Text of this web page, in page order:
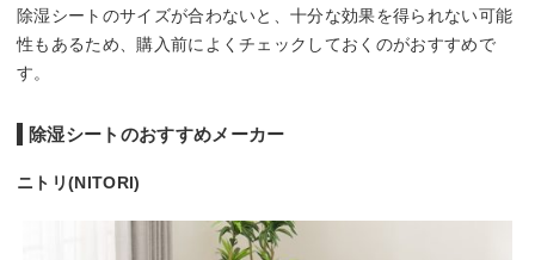
除湿シートのサイズが合わないと、十分な効果を得られない可能
性もあるため、購入前によくチェックしておくのがおすすめで
す。
除湿シートのおすすめメーカー
ニトリ(NITORI)